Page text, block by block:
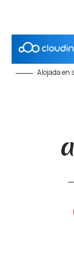
Alojada en